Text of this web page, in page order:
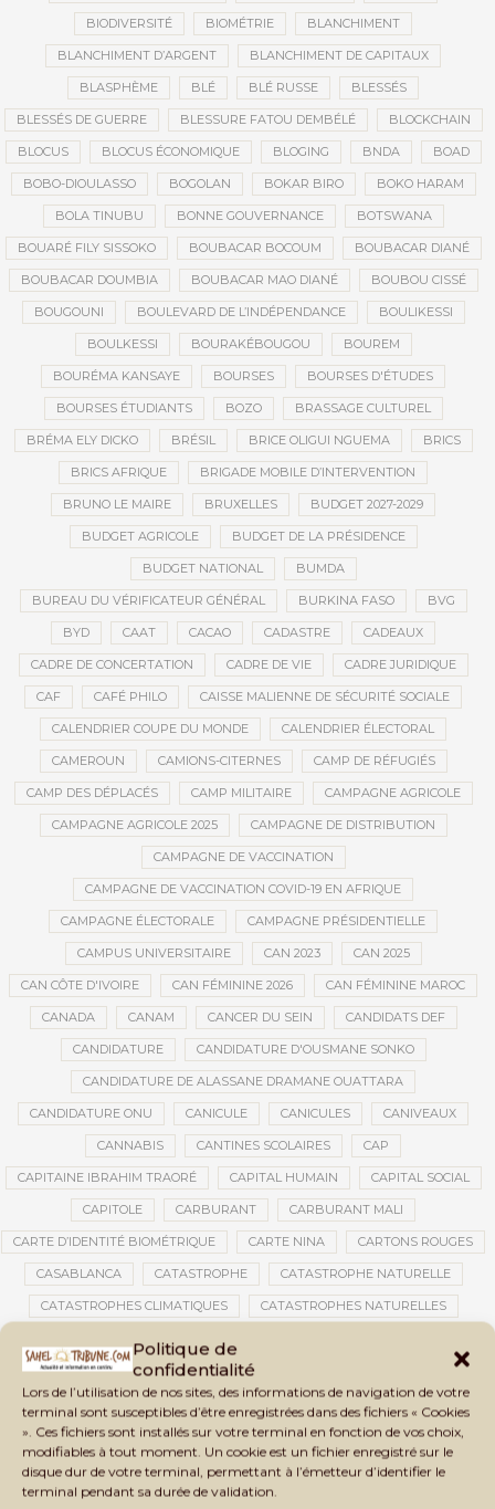
Politique de
confidentialité
Lors de l’utilisation de nos sites, des informations de navigation de votre
terminal sont susceptibles d’être enregistrées dans des fichiers « Cookies
». Ces fichiers sont installés sur votre terminal en fonction de vos choix,
modifiables à tout moment. Un cookie est un fichier enregistré sur le
disque dur de votre terminal, permettant à l’émetteur d’identifier le
terminal pendant sa durée de validation.
BIODIVERSITÉ BIOMÉTRIE BLANCHIMENT
BLANCHIMENT D’ARGENT BLANCHIMENT DE CAPITAUX
BLASPHÈME BLÉ BLÉ RUSSE BLESSÉS
BLESSÉS DE GUERRE BLESSURE FATOU DEMBÉLÉ BLOCKCHAIN
BLOCUS BLOCUS ÉCONOMIQUE BLOGING BNDA BOAD
BOBO-DIOULASSO BOGOLAN BOKAR BIRO BOKO HARAM
BOLA TINUBU BONNE GOUVERNANCE BOTSWANA
BOUARÉ FILY SISSOKO BOUBACAR BOCOUM BOUBACAR DIANÉ
BOUBACAR DOUMBIA BOUBACAR MAO DIANÉ BOUBOU CISSÉ
BOUGOUNI BOULEVARD DE L’INDÉPENDANCE BOULIKESSI
BOULKESSI BOURAKÉBOUGOU BOUREM
BOURÉMA KANSAYE BOURSES BOURSES D'ÉTUDES
BOURSES ÉTUDIANTS BOZO BRASSAGE CULTUREL
BRÉMA ELY DICKO BRÉSIL BRICE OLIGUI NGUEMA BRICS
BRICS AFRIQUE BRIGADE MOBILE D’INTERVENTION
BRUNO LE MAIRE BRUXELLES BUDGET 2027-2029
BUDGET AGRICOLE BUDGET DE LA PRÉSIDENCE
BUDGET NATIONAL BUMDA
BUREAU DU VÉRIFICATEUR GÉNÉRAL BURKINA FASO BVG
BYD CAAT CACAO CADASTRE CADEAUX
CADRE DE CONCERTATION CADRE DE VIE CADRE JURIDIQUE
CAF CAFÉ PHILO CAISSE MALIENNE DE SÉCURITÉ SOCIALE
CALENDRIER COUPE DU MONDE CALENDRIER ÉLECTORAL
CAMEROUN CAMIONS-CITERNES CAMP DE RÉFUGIÉS
CAMP DES DÉPLACÉS CAMP MILITAIRE CAMPAGNE AGRICOLE
CAMPAGNE AGRICOLE 2025 CAMPAGNE DE DISTRIBUTION
CAMPAGNE DE VACCINATION
CAMPAGNE DE VACCINATION COVID-19 EN AFRIQUE
CAMPAGNE ÉLECTORALE CAMPAGNE PRÉSIDENTIELLE
CAMPUS UNIVERSITAIRE CAN 2023 CAN 2025
CAN CÔTE D'IVOIRE CAN FÉMININE 2026 CAN FÉMININE MAROC
CANADA CANAM CANCER DU SEIN CANDIDATS DEF
CANDIDATURE CANDIDATURE D'OUSMANE SONKO
CANDIDATURE DE ALASSANE DRAMANE OUATTARA
CANDIDATURE ONU CANICULE CANICULES CANIVEAUX
CANNABIS CANTINES SCOLAIRES CAP
CAPITAINE IBRAHIM TRAORÉ CAPITAL HUMAIN CAPITAL SOCIAL
CAPITOLE CARBURANT CARBURANT MALI
CARTE D’IDENTITÉ BIOMÉTRIQUE CARTE NINA CARTONS ROUGES
CASABLANCA CATASTROPHE CATASTROPHE NATURELLE
CATASTROPHES CLIMATIQUES CATASTROPHES NATURELLES
CÉDÉAO CEDEAO CEI CÉLÉBRATION NATIONALE CEMAC
CEMAPI CEN-SNESUP CENOU CENSURE
CENTRAFRIQUE CENTRALE SOLAIRE
CENTRALE SOLAIRE DE SANANKOROBA CENTRALES SOLAIRES
CENTRE D'INTELLIGENCE ARTIFICIELLE